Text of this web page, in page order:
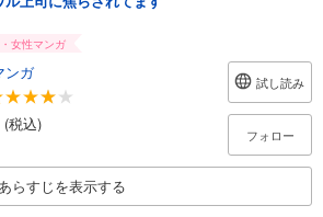
女性マンガ
ンガ
(税込)
試し読み
フォロー
らすじを表示する